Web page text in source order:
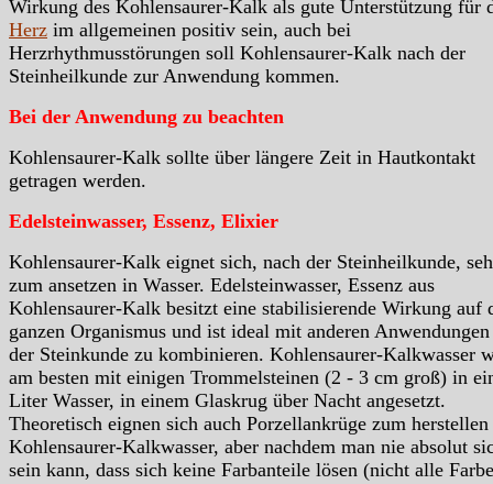
Wirkung des Kohlensaurer-Kalk als gute Unterstützung für
Herz im allgemeinen positiv sein, auch bei
Herzrhythmusstörungen soll Kohlensaurer-Kalk nach der
Steinheilkunde zur Anwendung kommen.
Bei der Anwendung zu beachten
Kohlensaurer-Kalk sollte über längere Zeit in Hautkontakt
getragen werden.
Edelsteinwasser, Essenz, Elixier
Kohlensaurer-Kalk eignet sich, nach der Steinheilkunde,
zum ansetzen in Wasser. Edelsteinwasser, Essenz aus
Kohlensaurer-Kalk besitzt eine stabilisierende Wirkung auf
ganzen Organismus und ist ideal mit anderen
der Steinkunde zu kombinieren. Kohlensaurer-Kalkwasser
am besten mit einigen Trommelsteinen (2 - 3 cm groß) in
Liter Wasser, in einem Glaskrug über Nacht angesetzt.
Theoretisch eignen sich auch Porzellankrüge zum
Kohlensaurer-Kalkwasser, aber nachdem man nie absolut
sein kann, dass sich keine Farbanteile lösen (nicht alle